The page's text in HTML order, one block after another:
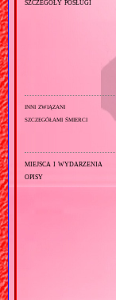
szczegóły posługi
inni związani
szczegółami śmierci
miejsca i wydarzenia
opisy